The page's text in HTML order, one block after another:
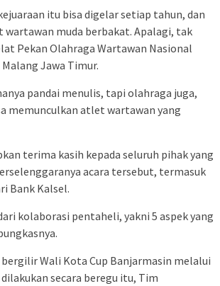
itu bisa digelar setiap tahun, dan
muda berbakat. Apalagi, tak
Pekan Olahraga Wartawan Nasional
Jawa Timur.
pandai menulis, tapi olahraga juga,
memunculkan atlet wartawan yang
terima kasih kepada seluruh pihak yang
acara tersebut, termasuk
Bank Kalsel.
kolaborasi pentaheli, yakni 5 aspek yang
Wali Kota Cup Banjarmasin melalui
secara beregu itu, Tim